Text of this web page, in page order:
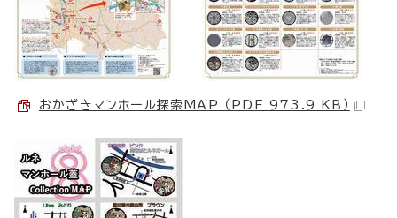
おかざきマンホール探索MAP （PDF 973.9 KB）